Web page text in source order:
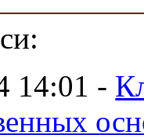
14:01 -